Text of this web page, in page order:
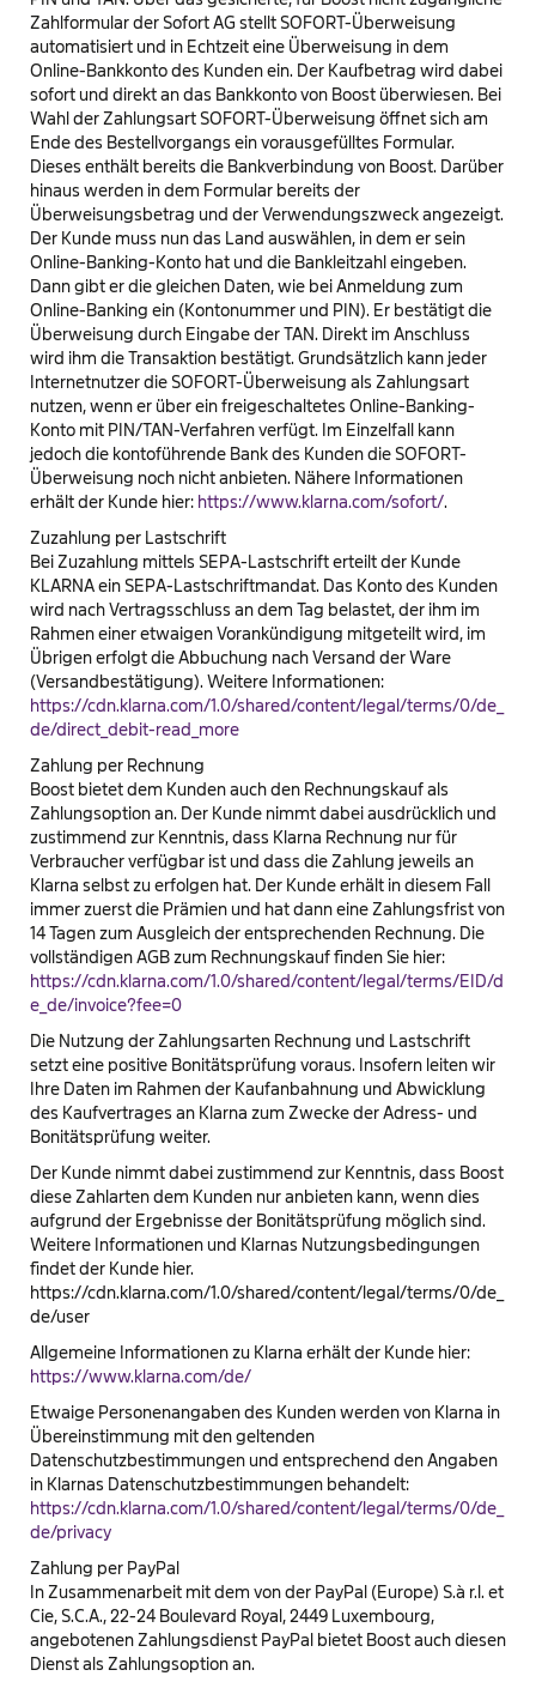
Zahlformular der Sofort AG stellt SOFORT-Überweisung
automatisiert und in Echtzeit eine Überweisung in dem
Online-Bankkonto des Kunden ein. Der Kaufbetrag wird dabei
sofort und direkt an das Bankkonto von Boost überwiesen. Bei
Wahl der Zahlungsart SOFORT-Überweisung öffnet sich am
Ende des Bestellvorgangs ein vorausgefülltes Formular.
Dieses enthält bereits die Bankverbindung von Boost. Darüber
hinaus werden in dem Formular bereits der
Überweisungsbetrag und der Verwendungszweck angezeigt.
Der Kunde muss nun das Land auswählen, in dem er sein
Online-Banking-Konto hat und die Bankleitzahl eingeben.
Dann gibt er die gleichen Daten, wie bei Anmeldung zum
Online-Banking ein (Kontonummer und PIN). Er bestätigt die
Überweisung durch Eingabe der TAN. Direkt im Anschluss
wird ihm die Transaktion bestätigt. Grundsätzlich kann jeder
Internetnutzer die SOFORT-Überweisung als Zahlungsart
nutzen, wenn er über ein freigeschaltetes Online-Banking-
Konto mit PIN/TAN-Verfahren verfügt. Im Einzelfall kann
jedoch die kontoführende Bank des Kunden die SOFORT-
Überweisung noch nicht anbieten. Nähere Informationen
erhält der Kunde hier: https://www.klarna.com/sofort/.
Zuzahlung per Lastschrift
Bei Zuzahlung mittels SEPA-Lastschrift erteilt der Kunde
KLARNA ein SEPA-Lastschriftmandat. Das Konto des Kunden
wird nach Vertragsschluss an dem Tag belastet, der ihm im
Rahmen einer etwaigen Vorankündigung mitgeteilt wird, im
Übrigen erfolgt die Abbuchung nach Versand der Ware
(Versandbestätigung). Weitere Informationen:
https://cdn.klarna.com/1.0/shared/content/legal/terms/0/de_
de/direct_debit-read_more
Zahlung per Rechnung
Boost bietet dem Kunden auch den Rechnungskauf als
Zahlungsoption an. Der Kunde nimmt dabei ausdrücklich und
zustimmend zur Kenntnis, dass Klarna Rechnung nur für
Verbraucher verfügbar ist und dass die Zahlung jeweils an
Klarna selbst zu erfolgen hat. Der Kunde erhält in diesem Fall
immer zuerst die Prämien und hat dann eine Zahlungsfrist von
14 Tagen zum Ausgleich der entsprechenden Rechnung. Die
vollständigen AGB zum Rechnungskauf finden Sie hier:
https://cdn.klarna.com/1.0/shared/content/legal/terms/EID/d
e_de/invoice?fee=0
Die Nutzung der Zahlungsarten Rechnung und Lastschrift
setzt eine positive Bonitätsprüfung voraus. Insofern leiten wir
Ihre Daten im Rahmen der Kaufanbahnung und Abwicklung
des Kaufvertrages an Klarna zum Zwecke der Adress- und
Bonitätsprüfung weiter.
Der Kunde nimmt dabei zustimmend zur Kenntnis, dass Boost
diese Zahlarten dem Kunden nur anbieten kann, wenn dies
aufgrund der Ergebnisse der Bonitätsprüfung möglich sind.
Weitere Informationen und Klarnas Nutzungsbedingungen
findet der Kunde hier.
https://cdn.klarna.com/1.0/shared/content/legal/terms/0/de_
de/user
Allgemeine Informationen zu Klarna erhält der Kunde hier:
https://www.klarna.com/de/
Etwaige Personenangaben des Kunden werden von Klarna in
Übereinstimmung mit den geltenden
Datenschutzbestimmungen und entsprechend den Angaben
in Klarnas Datenschutzbestimmungen behandelt:
https://cdn.klarna.com/1.0/shared/content/legal/terms/0/de_
de/privacy
Zahlung per PayPal
In Zusammenarbeit mit dem von der PayPal (Europe) S.à r.l. et
Cie, S.C.A., 22-24 Boulevard Royal, 2449 Luxembourg,
angebotenen Zahlungsdienst PayPal bietet Boost auch diesen
Dienst als Zahlungsoption an.